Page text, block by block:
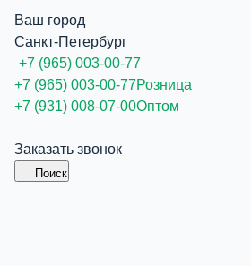
Ваш город
Санкт-Петербург
+7 (965) 003-00-77
+7 (965) 003-00-77Розница
+7 (931) 008-07-00Оптом
Заказать звонок
Поиск